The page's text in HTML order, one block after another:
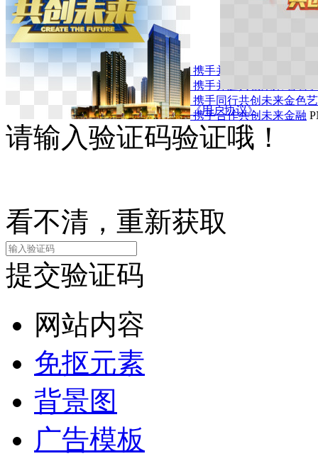
携手并进共创未来毛笔
携手并进共创未来毛笔字
携手同行共创未来金色
携手合作共创未来金融
点击咨询
共享素材
点击上传
QQ登录 我已阅读并接受《用户协议》
请输入验证码验证哦！
看不清，重新获取
提交验证码
网站内容
免抠元素
背景图
广告模板